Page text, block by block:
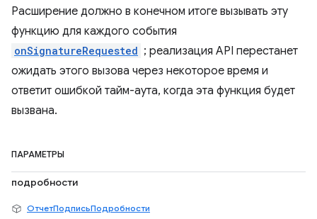
Расширение должно в конечном итоге вызывать эту
функцию для каждого события
onSignatureRequested ; реализация API перестанет
ожидать этого вызова через некоторое время и
ответит ошибкой тайм-аута, когда эта функция будет
вызвана.
ПАРАМЕТРЫ
подробности
ОтчетПодписьПодробности